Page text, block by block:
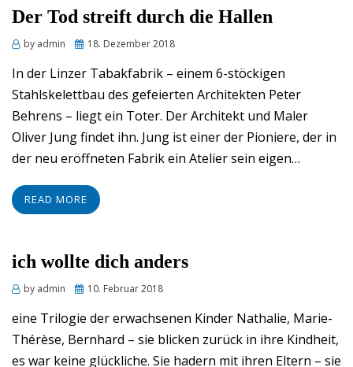
Der Tod streift durch die Hallen
by admin
Posted
18. Dezember 2018
In der Linzer Tabakfabrik – einem 6-stöckigen
Stahlskelettbau des gefeierten Architekten Peter
Behrens – liegt ein Toter. Der Architekt und Maler
Oliver Jung findet ihn. Jung ist einer der Pioniere, der in
der neu eröffneten Fabrik ein Atelier sein eigen…
READ MORE
ich wollte dich anders
by admin
Posted
10. Februar 2018
eine Trilogie der erwachsenen Kinder Nathalie, Marie-
Thérèse, Bernhard – sie blicken zurück in ihre Kindheit,
es war keine glückliche. Sie hadern mit ihren Eltern – sie